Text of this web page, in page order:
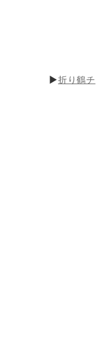
▶折り鶴チ